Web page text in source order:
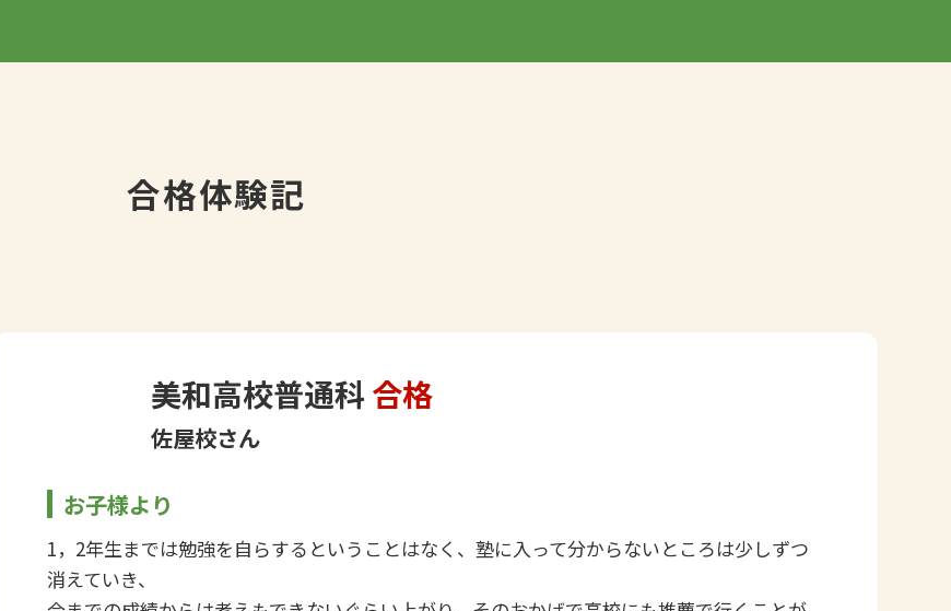
合格体験記
美和高校普通科合格
佐屋校さん
お子様より
1，2年生までは勉強を自らするということはなく、塾に入って分からないところは少しずつ
消えていき、